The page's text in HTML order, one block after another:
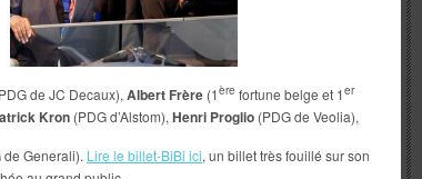
de JC Decaux), Albert Frère (1ère fortune belge et 1er
Kron (PDG d’Alstom), Henri Proglio (PDG de Veolia),
de Generali). Lire le billet-BiBi ici, un billet très fouillé sur son